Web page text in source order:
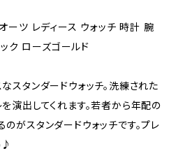
ーツ レディース ウォッチ 時計 腕
ク ローズゴールド
スタンダードウォッチ。洗練された
演出してくれます。若者から年配の
がスタンダードウォッチです。プレ
♪